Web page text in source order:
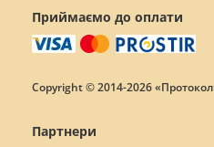
Приймаємо до оплати
Copyright © 2014-2026
Партнери